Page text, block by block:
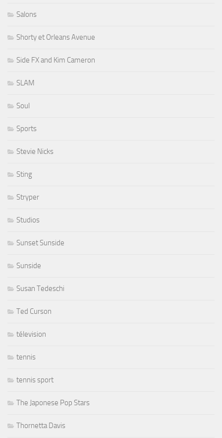
Salons
Shorty et Orleans Avenue
Side FX and Kim Cameron
SLAM
Soul
Sports
Stevie Nicks
Sting
Stryper
Studios
Sunset Sunside
Sunside
Susan Tedeschi
Ted Curson
télevision
tennis
tennis sport
The Japonese Pop Stars
Thornetta Davis